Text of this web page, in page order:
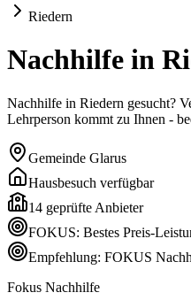
Riedern
Nachhilfe in
Nachhilfe in Riedern gesucht?
Lehrperson kommt zu Ihnen -
Gemeinde Glarus
Hausbesuch verfügbar
14 geprüfte Anbieter
FOKUS: Bestes Preis-
Empfehlung: FOKUS
Fokus Nachhilfe